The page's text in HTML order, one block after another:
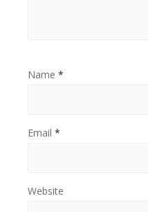
Name *
Email *
Website